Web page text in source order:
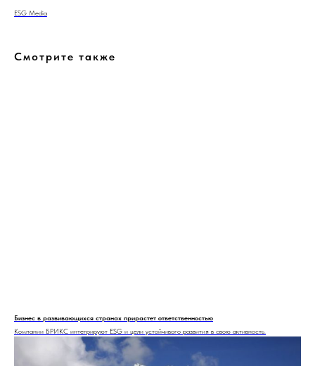
ESG Media
Смотрите также
Бизнес в развивающихся странах прирастет ответственностью
Компании БРИКС интегрируют ESG и цели устойчивого развития в свою активность.